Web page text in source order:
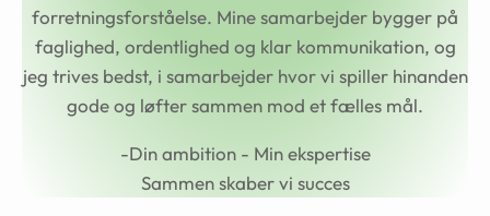
forretningsforståelse. Mine samarbejder bygger på
faglighed, ordentlighed og klar kommunikation, og
jeg trives bedst, i samarbejder hvor vi spiller hinanden
gode og løfter sammen mod et fælles mål.
-Din ambition - Min ekspertise
Sammen skaber vi succes